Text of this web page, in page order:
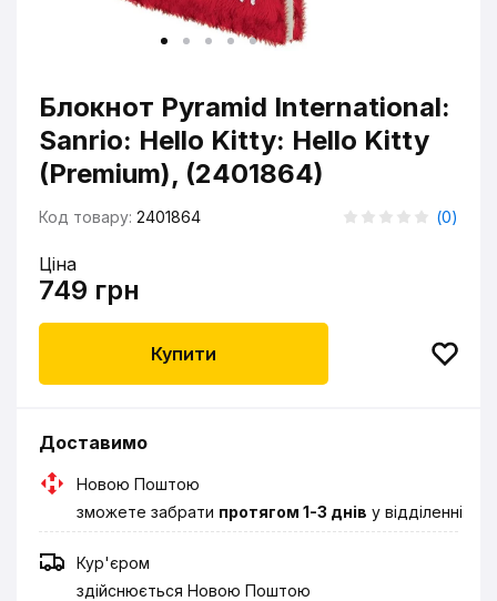
Блокнот Pyramid International:
Sanrio: Hello Kitty: Hello Kitty
(Premium), (2401864)
Код товару: 2401864 (0)
Ціна
749 грн
Купити
Доставимо
Новою Поштою
зможете забрати протягом 1-3 днів у відділенні
Кур'єром
здійснюється Новою Поштою